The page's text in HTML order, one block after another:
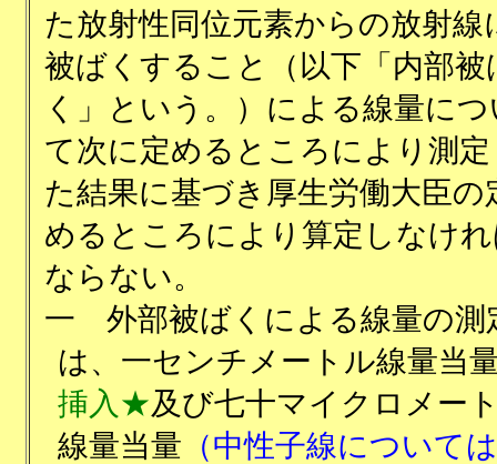
た放射性同位元素からの放射線
被ばくすること（以下「内部被
く」という。）による線量につ
て次に定めるところにより測定
た結果に基づき厚生労働大臣の
めるところにより算定しなけ
ならない。
一
外部被ばくによる線量の測
は、一センチメートル線量当
挿入★及び七十マイクロメー
線量当量 （中性子線について